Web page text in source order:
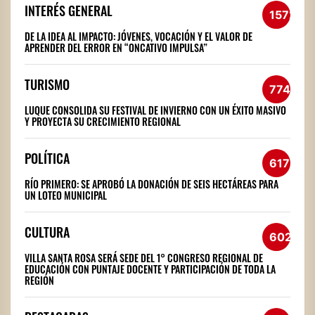
INTERÉS GENERAL 1572
DE LA IDEA AL IMPACTO: JÓVENES, VOCACIÓN Y EL VALOR DE
APRENDER DEL ERROR EN “ONCATIVO IMPULSA”
TURISMO 774
LUQUE CONSOLIDA SU FESTIVAL DE INVIERNO CON UN ÉXITO MASIVO
Y PROYECTA SU CRECIMIENTO REGIONAL
POLÍTICA 617
RÍO PRIMERO: SE APROBÓ LA DONACIÓN DE SEIS HECTÁREAS PARA
UN LOTEO MUNICIPAL
CULTURA 602
VILLA SANTA ROSA SERÁ SEDE DEL 1° CONGRESO REGIONAL DE
EDUCACIÓN CON PUNTAJE DOCENTE Y PARTICIPACIÓN DE TODA LA
REGIÓN